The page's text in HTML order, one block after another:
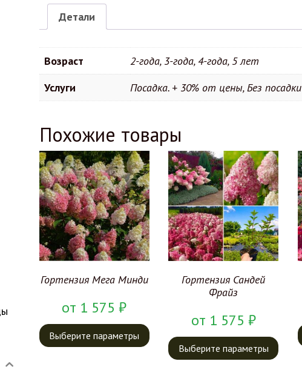
Детали
Возраст
2-года, 3-года, 4-года, 5 лет
Услуги
Посадка. + 30% от цены, Без посадки
Похожие товары
Гортензия Мега Минди
от 1 575₽
Выберите параметры
Гортензия Сандей
Фрайз
от 1 575 ₽
Выберите параметры